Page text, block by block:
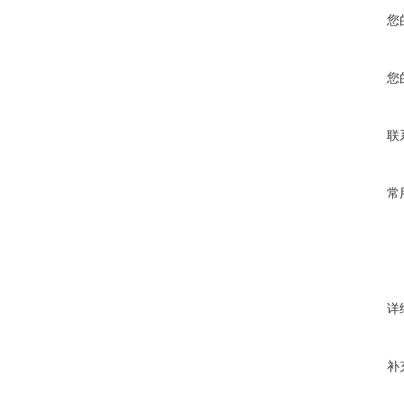
您
您
联
常
详
补